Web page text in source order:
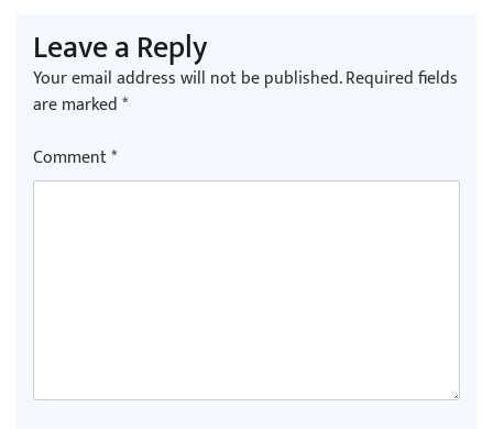
Leave a Reply
Your email address will not be published.Required fields
are marked*
Comment*